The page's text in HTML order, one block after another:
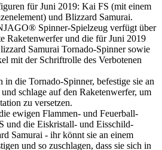
für Juni 2019: Kai FS (mit einem
und Blizzard Samurai.
Spinner-Spielzeug verfügt über
Raketenwerfer und die für Juni 2019
Samurai Tornado-Spinner sowie
mit der Schriftrolle des Verbotenen
die Tornado-Spinner, befestige sie an
schlage auf den Raketenwerfer, um
zu versetzen.
ewigen Flammen- und Feuerball-
und die Eiskristall- und Eisschild-
Samurai - ihr könnt sie an einem
und so zuschlagen, dass sie sich in